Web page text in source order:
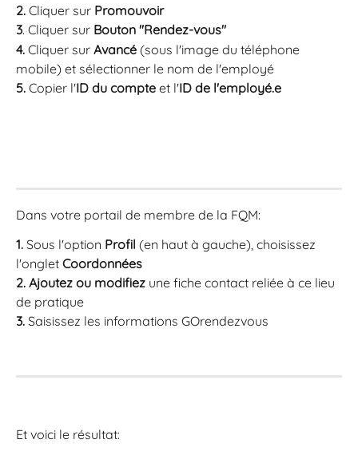
2. Cliquer sur Promouvoir
3. Cliquer sur Bouton "Rendez-vous"
4. Cliquer sur Avancé (sous l'image du téléphone
mobile) et sélectionner le nom de l'employé
5. Copier l'ID du compte et l'ID de l'employé.e
Dans votre portail de membre de la FQM:
1. Sous l'option Profil (en haut à gauche), choisissez
l'onglet Coordonnées
2. Ajoutez ou modifiez une fiche contact reliée à ce lieu
de pratique
3. Saisissez les informations GOrendezvous
Et voici le résultat: